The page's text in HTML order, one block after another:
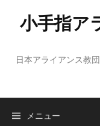
ス
小手指ア
日本アライアンス教
メニュー